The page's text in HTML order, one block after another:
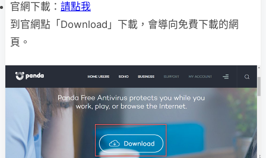
官網下載： 請點我
到官網點「Download」下載，會導向免費下載的網
頁。